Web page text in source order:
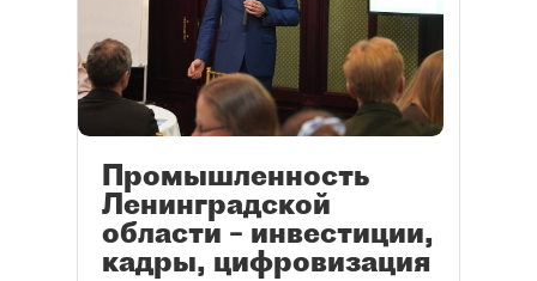
Промышленность
Ленинградской
области – инвестиции,
кадры, цифровизация